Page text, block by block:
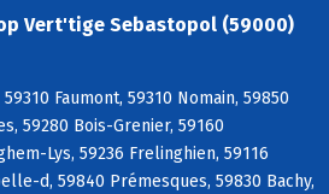
Vert'tige Sebastopol (59000)
Faumont, 59310 Nomain, 59850
59280 Bois-Grenier, 59160
Lys, 59236 Frelinghien, 59116
d, 59840 Prémesques, 59830 Bachy,